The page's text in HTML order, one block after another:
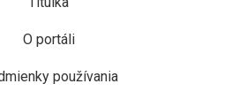
O portáli
používania